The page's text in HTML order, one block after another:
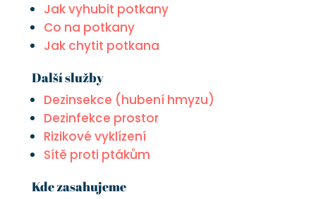
Jak vyhubit potkany
Co na potkany
Jak chytit potkana
Další služby
Dezinsekce (hubení hmyzu)
Dezinfekce prostor
Rizikové vyklízení
Sítě proti ptákům
Kde zasahujeme